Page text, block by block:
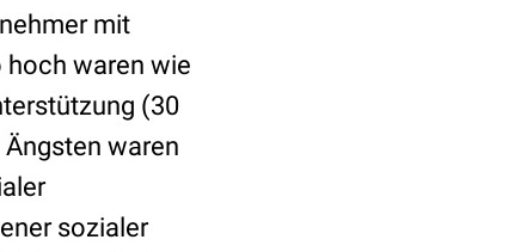
mit
waren wie
(30
waren
sozialer